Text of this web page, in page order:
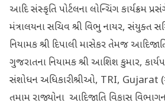
આદિ સંસ્કૃતિ પોર્ટલના લોન્ચિંગ કાર્યક્રમ
મંત્રાલયના સચિવ શ્રી વિભુ નાયર, સંયુક્ત
નિયામક શ્રી દિપાલી માસેકર તેમજ
ગુજરાતના નિયામક શ્રી આશિશ કુમાર,
સંશોધન અધિકારીશ્રીઓ, TRI, Gujarat
તમામ રાજ્યોના આદિજાતિ વિકાસ